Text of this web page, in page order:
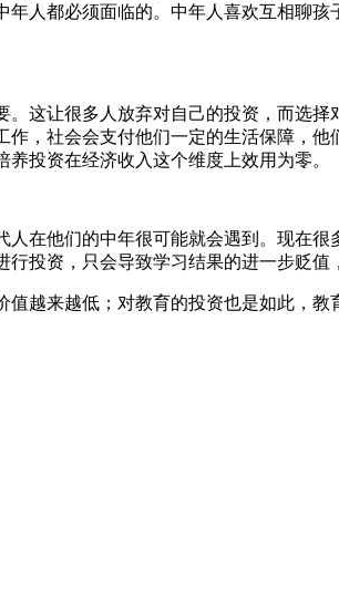
人都必须面临的。中年人喜欢互相聊
这让很多人放弃对自己的投资，而选
，社会会支付他们一定的生活保障，
投资在经济收入这个维度上效用为零。
在他们的中年很可能就会遇到。现在
投资，只会导致学习结果的进一步贬值
越来越低；对教育的投资也是如此，教